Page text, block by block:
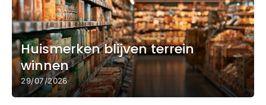
Huismerken blijven terrein
winnen
29/07/2026